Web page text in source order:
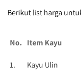
Berikut list harga
No. Item Kayu
1.
Kayu Ulin